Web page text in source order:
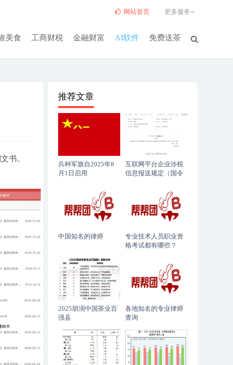
美食 工商财税 金融财富 AI软件 免费送茶
网站首页 更多服务
书。
推荐文章
兵种军旗自2025年8
月1日启用
互联网平台企业涉税
信息报送规定（国令
中国知名的律师
专业技术人员职业资
格考试都有哪些？
2025胡润中国茶业百
强县
各地知名的专业律师
查询